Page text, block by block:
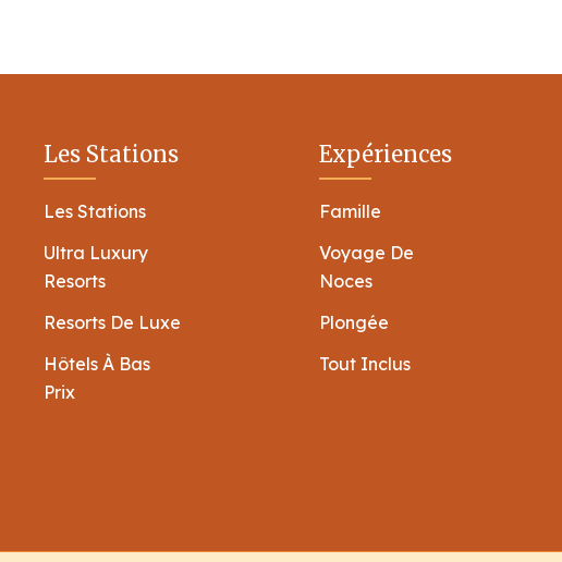
Les Stations
Les Stations
Ultra Luxury
Resorts
Resorts De Luxe
Hôtels À Bas
Prix
Expériences
Famille
Voyage De
Noces
Plongée
Tout Inclus